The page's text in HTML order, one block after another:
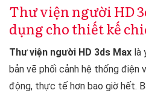
Thư viện người HD
dụng cho thiết kế
Thư viện người HD 3ds Max là
bản vẽ phối cảnh hệ thống điện
động, thực tế hơn bao giờ hết.